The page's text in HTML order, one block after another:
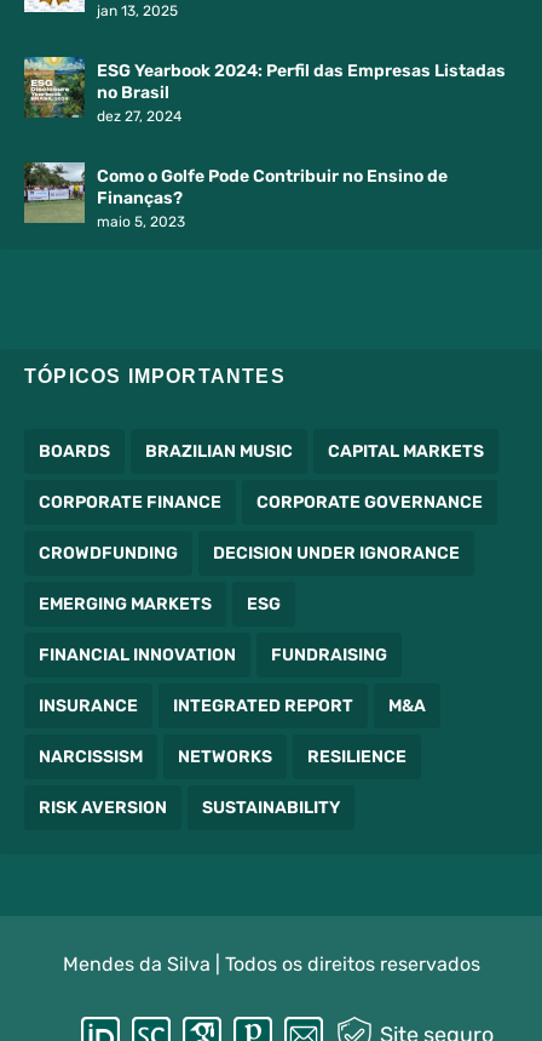
jan 13, 2025
ESG Yearbook 2024: Perfil das Empresas Listadas
no Brasil
dez 27, 2024
Como o Golfe Pode Contribuir no Ensino de
Finanças?
maio 5, 2023
TÓPICOS IMPORTANTES
BOARDS BRAZILIAN MUSIC CAPITAL MARKETS
CORPORATE FINANCE CORPORATE GOVERNANCE
CROWDFUNDING DECISION UNDER IGNORANCE
EMERGING MARKETS ESG
FINANCIAL INNOVATION FUNDRAISING
INSURANCE INTEGRATED REPORT M&A
NARCISSISM NETWORKS RESILIENCE
RISK AVERSION SUSTAINABILITY
Mendes da Silva | Todos os direitos reservados
Site seguro